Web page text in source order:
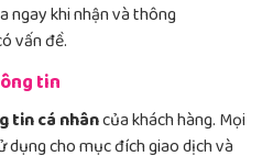
ngay khi nhận và thông
vấn đề.
tin
tin cá nhâncủa khách hàng. Mọi
cho mục đích giao dịch và